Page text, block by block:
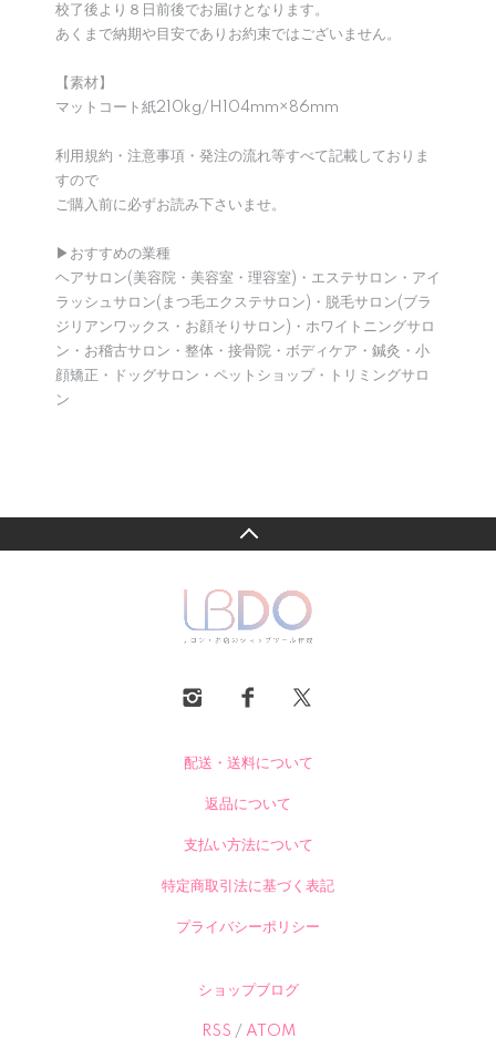
校了後より８日前後でお届けとなります。
あくまで納期や目安でありお約束ではございません。
【素材】
マットコート紙210kg/H104mm×86mm
利用規約・注意事項・発注の流れ等すべて記載しておりま
すので
ご購入前に必ずお読み下さいませ。
▶︎おすすめの業種
ヘアサロン(美容院・美容室・理容室)・エステサロン・アイ
ラッシュサロン(まつ毛エクステサロン)・脱毛サロン(ブラ
ジリアンワックス・お顔そりサロン)・ホワイトニングサロ
ン・お稽古サロン・整体・接骨院・ボディケア・鍼灸・小
顔矯正・ドッグサロン・ペットショップ・トリミングサロ
ン
配送・送料について
返品について
支払い方法について
特定商取引法に基づく表記
プライバシーポリシー
ショップブログ
RSS / ATOM